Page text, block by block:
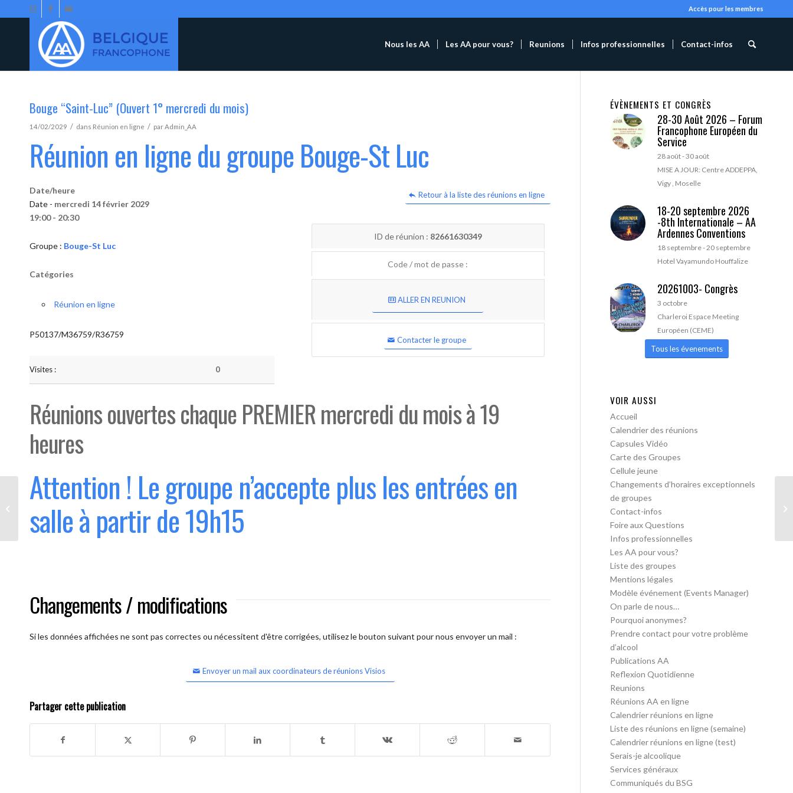
Accès pour les membres
Nous les AA Les AA pour vous? Reunions Infos professionnelles Contact-infos
Bouge “Saint-Luc” (Ouvert 1° mercredi du mois)
14/02/2029 / dans Réunion en ligne / parAdmin_AA
Réunion en ligne du groupe Bouge-St Luc
Retour à la liste des réunions en ligne
Date/heure
Date - mercredi 14 février 2029
19:00 - 20:30
Groupe : Bouge-St Luc
Catégories
Réunion en ligne
P50137/M36759/R36759
Visites : 0
ID de réunion : 82661630349
Code / mot de passe :
ALLER EN REUNION
Contacter le groupe
Réunions ouvertes chaque PREMIER mercredi du mois à 19
heures
Attention ! Le groupe n’accepte plus les entrées en
salle à partir de 19h15
Changements / modifications
Si les données affichées ne sont pas correctes ou nécessitent d'être corrigées, utilisez le bouton suivant pour nous envoyer un mail :
Envoyer un mail aux coordinateurs de réunions Visios
Partager cette publication
ÉVÈNEMENTS ET CONGRÈS
28-30 Août 2026 – Forum
Francophone Européen du
Service
28 août-30 août
MISE A JOUR: Centre ADDEPPA,
Vigy , Moselle
18-20 septembre 2026
-8th Internationale – AA
Ardennes Conventions
18 septembre-20 septembre
Hotel Vayamundo Houffalize
20261003- Congrès
3 octobre
Charleroi Espace Meeting
Européen (CEME)
Tous les évenements
VOIR AUSSI
Accueil
Calendrier des réunions
Capsules Vidéo
Carte des Groupes
Cellule jeune
Changements d’horaires exceptionnels
de groupes
Contact-infos
Foire aux Questions
Infos professionnelles
Les AA pour vous?
Liste des groupes
Mentions légales
Modèle événement (Events Manager)
On parle de nous…
Pourquoi anonymes?
Prendre contact pour votre problème
d’alcool
Publications AA
Reflexion Quotidienne
Reunions
Réunions AA en ligne
Calendrier réunions en ligne
Liste des réunions en ligne (semaine)
Calendrier réunions en ligne (test)
Serais-je alcoolique
Services généraux
Communiqués du BSG
Bouge “Saint-Luc” (Ouvert 1°
mercredi du mois)